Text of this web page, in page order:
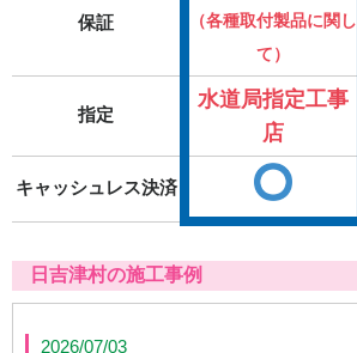
保証
（各種取付製品に関し
て）
指定
水道局指定工事
店
キャッシュレス決済
日吉津村の施工事例
2026/07/03